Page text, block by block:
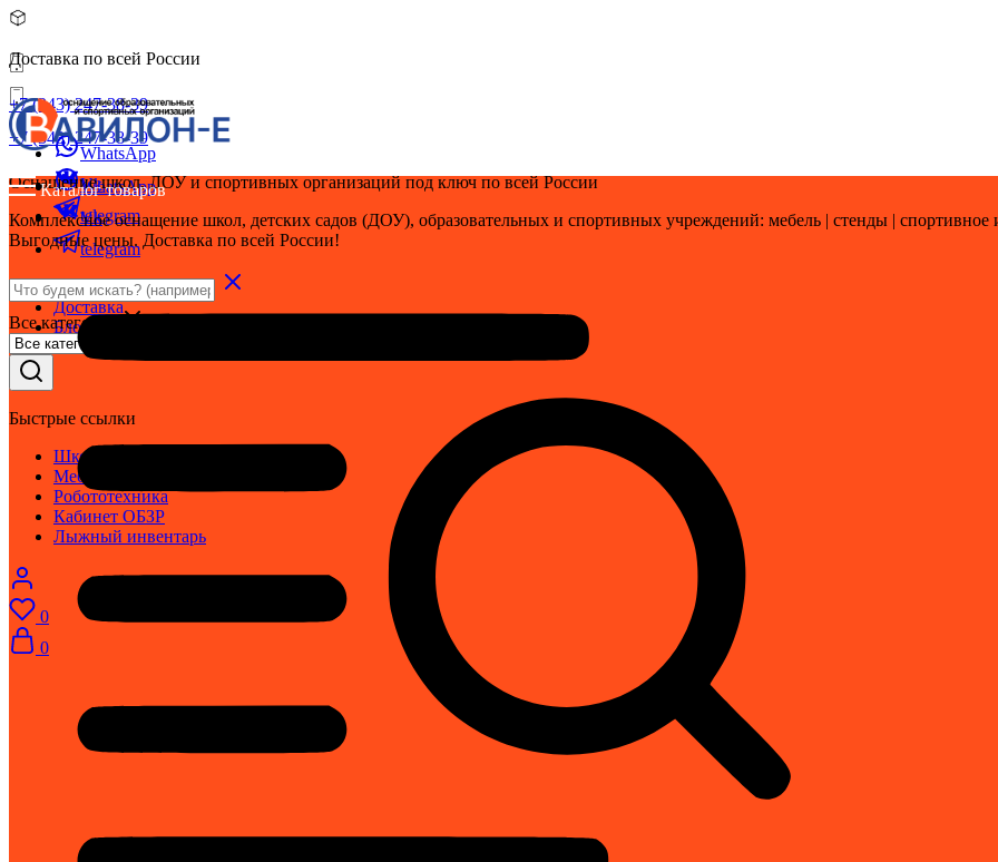
Доставка по всей России
+7 (343) 247-38-39
WhatsApp
Vk
telegram
Оплата
Доставка
Блог
+7 (343) 247-38-39
WhatsApp
Vk
telegram
Оснащение школ, ДОУ и спортивных организаций под ключ по всей России
Комплексное оснащение школ, детских садов (ДОУ), образовательных и спортивных учреждений: мебель | стенды | cпортивное
Выгодные цены. Доставка по всей России!
Все категории
Быстрые ссылки
Школьная мебель
Мебель для детского сада
Робототехника
Кабинет ОБЗР
Лыжный инвентарь
0
0
Каталог товаров